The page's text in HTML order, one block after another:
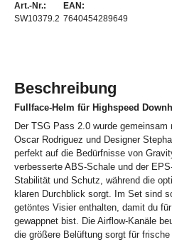
Art.-Nr.:
SW10379.2
EAN:
7640454289649
Beschreibung
Fullface-Helm für Highspeed
Der TSG Pass 2.0 wurde
Oscar Rodriguez und Designer
perfekt auf die Bedürfnisse von
verbesserte ABS-Schale und der
Stabilität und Schutz, während die
klaren Durchblick sorgt. Im Set sind
getöntes Visier enthalten, damit du
gewappnet bist. Die Airflow-Kanäle
die größere Belüftung sorgt für